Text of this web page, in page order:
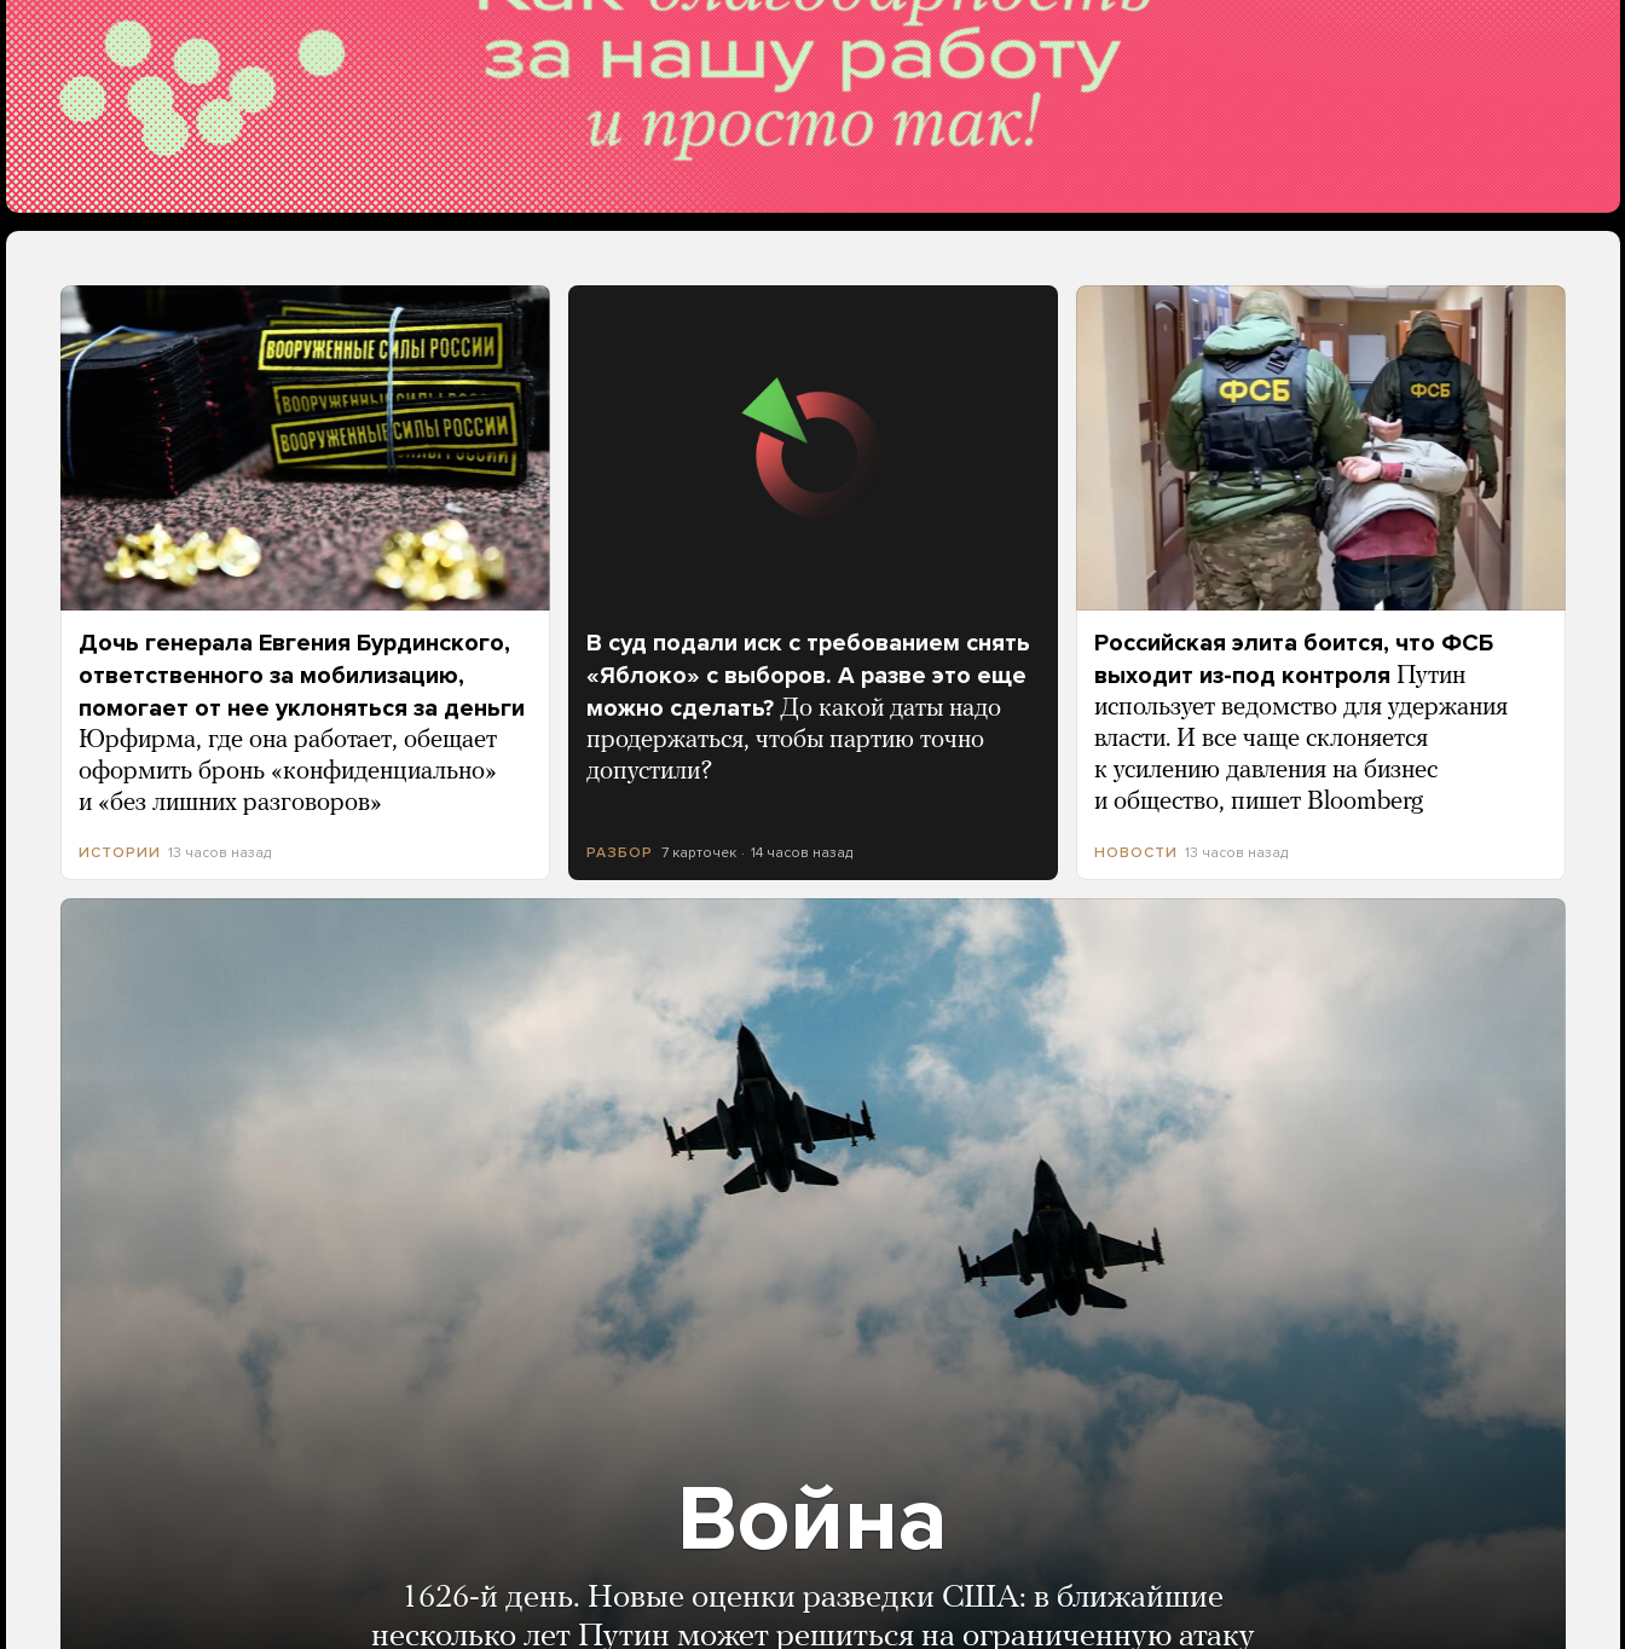
Дочь генерала Евгения Бурдинского,
ответственного за мобилизацию,
помогает от нее уклоняться за деньги
Юрфирма, где она работает, обещает
оформить бронь «конфиденциально»
и «без лишних разговоров»
ИСТОРИИ 13 часов назад
В суд подали иск с требованием снять
«Яблоко» с выборов. А разве это еще
можно сделать? До какой даты надо
продержаться, чтобы партию точно
допустили?
РАЗБОР 7 карточек 14 часов назад
Российская элита боится, что ФСБ
выходит из-под контроля Путин
использует ведомство для удержания
власти. И все чаще склоняется
к усилению давления на бизнес
и общество, пишет Bloomberg
НОВОСТИ 13 часов назад
Война
1626-й день. Новые оценки разведки США: в ближайшие
несколько лет Путин может решиться на ограниченную атаку